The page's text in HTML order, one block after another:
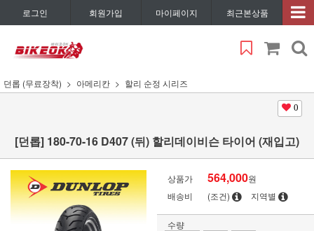
로그인 회원가입 마이페이지 최근본상품
던롭 (무료장착) 아메리칸 할리 순정 시리즈
0
[던롭] 180-70-16 D407 (뒤) 할리데이비슨 타이어 (재입고)
상품가 564,000원
배송비
(조건) 지역별
수량